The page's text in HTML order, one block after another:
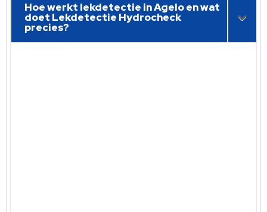
Hoe werkt lekdetectie in Agelo en wat
doet Lekdetectie Hydrocheck
precies?